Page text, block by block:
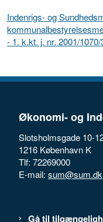
Indenrigs- og
- 1. k.kt. j. nr. 2001/1070/
Økonomi- og
Slotsholmsgade 10-
1216 København K
Tlf: 72269000
E-mail: sum@sum.dk
Gå til